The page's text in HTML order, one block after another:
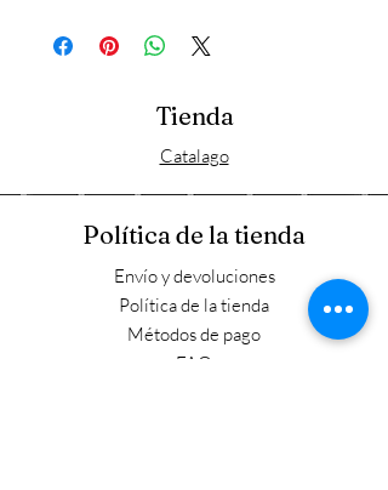
Tienda
Catalago
Política de la tienda
Envío y devoluciones
Política de la tienda
Métodos de pago
FAQ